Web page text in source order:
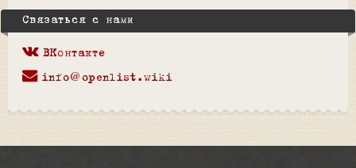
Связаться с нами
ВКонтакте
info@openlist.wiki